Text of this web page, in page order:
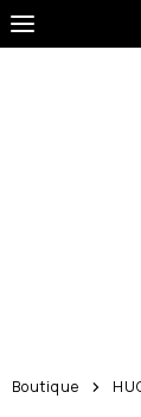
Boutique